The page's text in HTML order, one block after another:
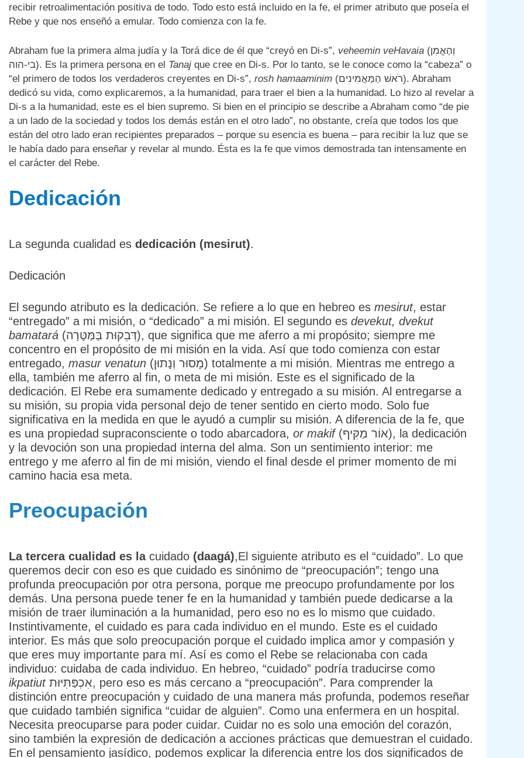
recibir retroalimentación positiva de todo. Todo esto está incluido en la fe, el primer atributo que poseía el
Rebe y que nos enseñó a emular. Todo comienza con la fe.
Abraham fue la primera alma judía y la Torá dice de él que “creyó en Di-s”, veheemin veHavaia(וְהֶאֱמִן
בי-הוה). Es la primera persona en el Tanajque cree en Di-s. Por lo tanto, se le conoce como la “cabeza” o
“el primero de todos los verdaderos creyentes en Di-s”, rosh hamaaminim(רֹאשׁ הַמַּאֲמִינִים). Abraham
dedicó su vida, como explicaremos, a la humanidad, para traer el bien a la humanidad. Lo hizo al revelar a
Di-s a la humanidad, este es el bien supremo. Si bien en el principio se describe a Abraham como “de pie
a un lado de la sociedad y todos los demás están en el otro lado”, no obstante, creía que todos los que
están del otro lado eran recipientes preparados – porque su esencia es buena – para recibir la luz que se
le había dado para enseñar y revelar al mundo. Ésta es la fe que vimos demostrada tan intensamente en
el carácter del Rebe.
Dedicación
La segunda cualidad es dedicación (mesirut).
Dedicación
El segundo atributo es la dedicación. Se refiere a lo que en hebreo es mesirut, estar
“entregado” a mi misión, o “dedicado” a mi misión. El segundo es devekut, dvekut
bamatará(דְּבֵקוּת בַּמַּטָּרָה), que significa que me aferro a mi propósito; siempre me
concentro en el propósito de mi misión en la vida. Así que todo comienza con estar
entregado, masur venatun(מָסוּר וְנָתוּן) totalmente a mi misión. Mientras me entrego a
ella, también me aferro al fin, o meta de mi misión. Este es el significado de la
dedicación. El Rebe era sumamente dedicado y entregado a su misión. Al entregarse a
su misión, su propia vida personal dejo de tener sentido en cierto modo. Solo fue
significativa en la medida en que le ayudó a cumplir su misión. A diferencia de la fe, que
es una propiedad supraconsciente o todo abarcadora, or makif(אוֹר מַקִּיף), la dedicación
y la devoción son una propiedad interna del alma. Son un sentimiento interior: me
entrego y me aferro al fin de mi misión, viendo el final desde el primer momento de mi
camino hacia esa meta.
Preocupación
La tercera cualidad es la cuidado (daagá),El siguiente atributo es el “cuidado”. Lo que
queremos decir con eso es que cuidado es sinónimo de “preocupación”; tengo una
profunda preocupación por otra persona, porque me preocupo profundamente por los
demás. Una persona puede tener fe en la humanidad y también puede dedicarse a la
misión de traer iluminación a la humanidad, pero eso no es lo mismo que cuidado.
Instintivamente, el cuidado es para cada individuo en el mundo. Este es el cuidado
interior. Es más que solo preocupación porque el cuidado implica amor y compasión y
que eres muy importante para mí. Así es como el Rebe se relacionaba con cada
individuo: cuidaba de cada individuo. En hebreo, “cuidado” podría traducirse como
ikpatiutאִכְפַּתִּיּוּת, pero eso es más cercano a “preocupación”. Para comprender la
distinción entre preocupación y cuidado de una manera más profunda, podemos reseñar
que cuidado también significa “cuidar de alguien”. Como una enfermera en un hospital.
Necesita preocuparse para poder cuidar. Cuidar no es solo una emoción del corazón,
sino también la expresión de dedicación a acciones prácticas que demuestran el cuidado.
En el pensamiento jasídico, podemos explicar la diferencia entre los dos significados de